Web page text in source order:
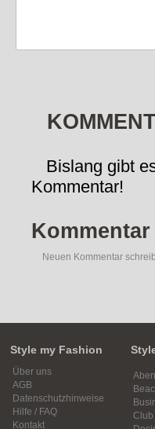
Bislang gibt
Kommentar!
Neuen Kommentar
Style my Fashion
Über uns
AGB
Datenschutzhinweise
Hilfe / FAQ
Kontakt
Club